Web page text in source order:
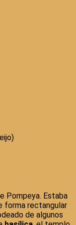
Pompeya. Estaba
forma rectangular
de algunos